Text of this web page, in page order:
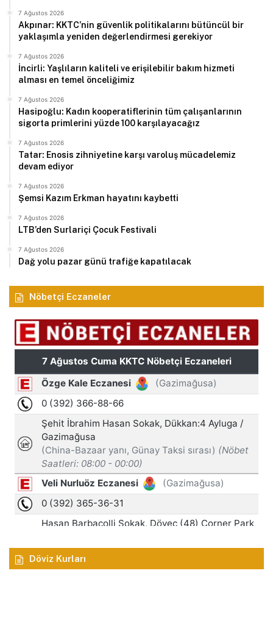
7 Ağustos 2026
Akpınar: KKTC’nin güvenlik politikalarını bütüncül bir
yaklaşımla yeniden değerlendirmesi gerekiyor
7 Ağustos 2026
İncirli: Yaşlıların kaliteli ve erişilebilir bakım hizmeti
alması en temel önceliğimiz
7 Ağustos 2026
Hasipoğlu: Kadın kooperatiflerinin tüm çalışanlarının
sigorta primlerini yüzde 100 karşılayacağız
7 Ağustos 2026
Tatar: Enosis zihniyetine karşı varoluş mücadelemiz
devam ediyor
7 Ağustos 2026
Şemsi Kazım Erkman hayatını kaybetti
7 Ağustos 2026
LTB’den Surlariçi Çocuk Festivali
7 Ağustos 2026
Dağ yolu pazar günü trafiğe kapatılacak
Nöbetçi Eczaneler
Döviz Kurları